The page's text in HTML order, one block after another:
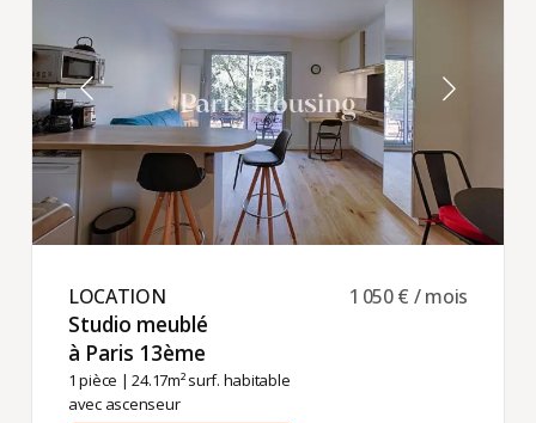
LOCATION ​
Studio meublé
à Paris 13ème ​
1 pièce | 24.17m² surf. habitable
avec ascenseur
1 050 € / mois